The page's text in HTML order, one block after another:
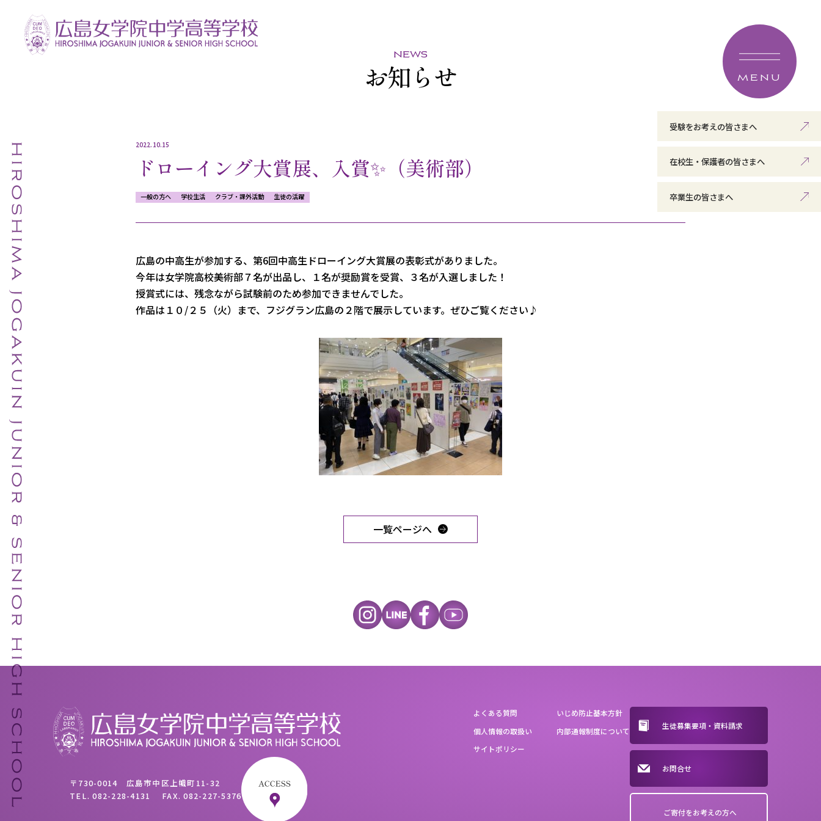
MENU
受験をお考えの皆さまへ
在校生・保護者の皆さまへ
卒業生の皆さまへ
news
お知らせ
2022.10.15
ドローイング大賞展、入賞✨（美術部）
一般の方へ 学校生活 クラブ・課外活動 生徒の活躍
広島の中高生が参加する、 第6回中高生ドローイング大賞展の表彰式がありました。
今年は女学院高校美術部７名が出品し、１名が奨励賞を受賞、３名が入選しました！
授賞式には、残念ながら試験前のため参加できませんでした。
作品は１０/２５（火）まで、フジグラン広島の２階で展示しています。ぜひご覧ください♪
一覧ページへ
〒730-0014 広島市中区上幟町11-32
TEL.082-228-4131 FAX.082-227-5376
よくある質問
個人情報の取扱い
サイトポリシー
いじめ防止基本方針
内部通報制度について
生徒募集要項・資料請求
お問合せ
ご寄付をお考えの方へ